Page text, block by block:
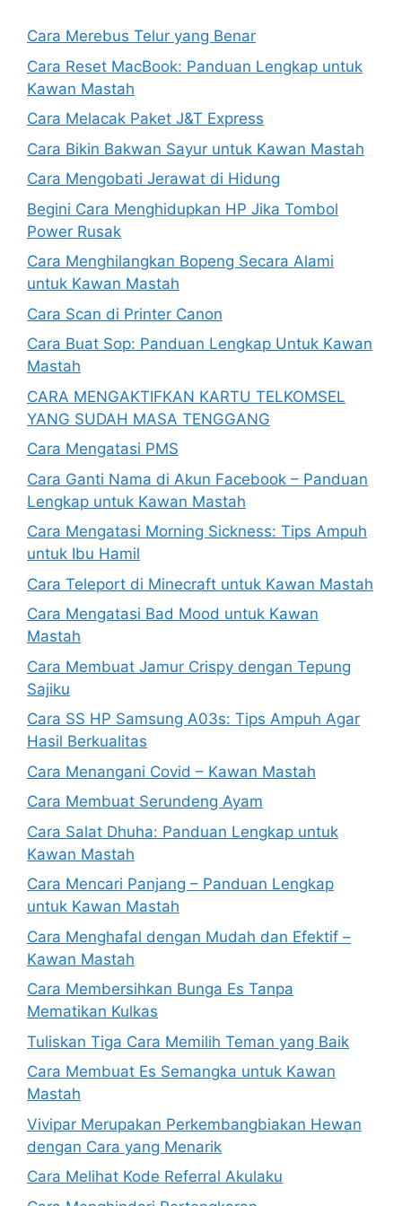
Cara Merebus Telur yang Benar
Cara Reset MacBook: Panduan Lengkap untuk
Kawan Mastah
Cara Melacak Paket J&T Express
Cara Bikin Bakwan Sayur untuk Kawan Mastah
Cara Mengobati Jerawat di Hidung
Begini Cara Menghidupkan HP Jika Tombol
Power Rusak
Cara Menghilangkan Bopeng Secara Alami
untuk Kawan Mastah
Cara Scan di Printer Canon
Cara Buat Sop: Panduan Lengkap Untuk Kawan
Mastah
CARA MENGAKTIFKAN KARTU TELKOMSEL
YANG SUDAH MASA TENGGANG
Cara Mengatasi PMS
Cara Ganti Nama di Akun Facebook – Panduan
Lengkap untuk Kawan Mastah
Cara Mengatasi Morning Sickness: Tips Ampuh
untuk Ibu Hamil
Cara Teleport di Minecraft untuk Kawan Mastah
Cara Mengatasi Bad Mood untuk Kawan
Mastah
Cara Membuat Jamur Crispy dengan Tepung
Sajiku
Cara SS HP Samsung A03s: Tips Ampuh Agar
Hasil Berkualitas
Cara Menangani Covid – Kawan Mastah
Cara Membuat Serundeng Ayam
Cara Salat Dhuha: Panduan Lengkap untuk
Kawan Mastah
Cara Mencari Panjang – Panduan Lengkap
untuk Kawan Mastah
Cara Menghafal dengan Mudah dan Efektif –
Kawan Mastah
Cara Membersihkan Bunga Es Tanpa
Mematikan Kulkas
Tuliskan Tiga Cara Memilih Teman yang Baik
Cara Membuat Es Semangka untuk Kawan
Mastah
Vivipar Merupakan Perkembangbiakan Hewan
dengan Cara yang Menarik
Cara Melihat Kode Referral Akulaku